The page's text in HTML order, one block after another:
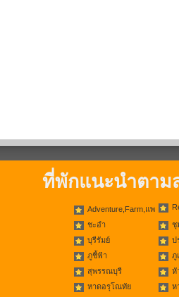
ที่พักแนะนำตา
Adventure,Farm,แพ
ชะอำ ชุ
บุรีรัมย์
ป
ภูชี้ฟ้า
ภู
สุพรรณบุรี
หั
หาดอรุโณทัย
ห